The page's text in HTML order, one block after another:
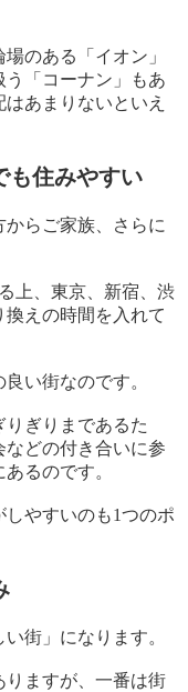
のある「イオン」
「コーナン」もあ
あまりないといえ
住みやすい
らご家族、さらに
上、東京、新宿、渋
えの時間を入れて
い街なのです。
りぎりまであるた
どの付き合いに参
るのです。
やすいのも1つのポ
街」になります。
ますが、一番は街